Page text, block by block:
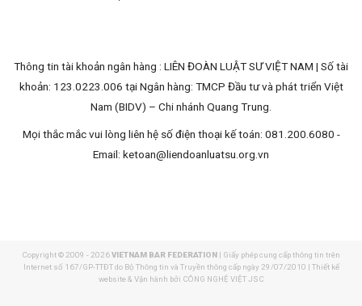
Thông tin tài khoản ngân hàng : LIÊN ĐOÀN LUẬT SƯ VIỆT NAM | Số tài
khoản: 123.0223.006 tại Ngân hàng: TMCP Đầu tư và phát triển Việt
Nam (BIDV) – Chi nhánh Quang Trung.
Mọi thắc mắc vui lòng liên hệ số điện thoại kế toán: 081.200.6080 -
Email: ketoan@liendoanluatsu.org.vn
Copyright © 2009 - 2026VIETNAM BAR FEDERATION | Giấy phép cung cấp thông tin trên
Internet số 167/GP-TTĐT do Bộ Thông tin và Truyền thông cấp ngày 29/07/2010 | Thiết kế
website & Vận hành bởi CÔNG NGHỆ VIỆT JSC